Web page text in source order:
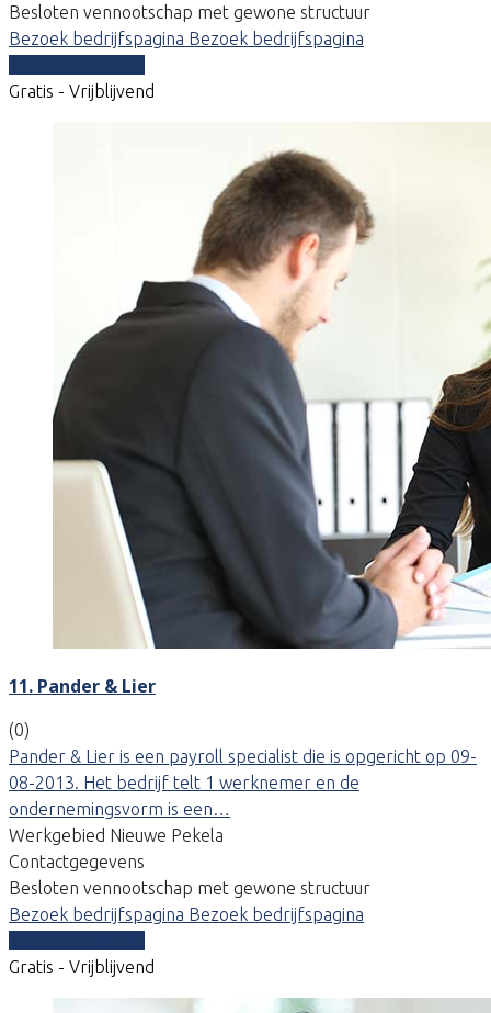
Besloten vennootschap met gewone structuur
Bezoek bedrijfspagina Bezoek bedrijfspagina
Gratis - Vrijblijvend
11. Pander & Lier
(0)
Pander & Lier is een payroll specialist die is opgericht op 09-
08-2013. Het bedrijf telt 1 werknemer en de
ondernemingsvorm is een…
Werkgebied Nieuwe Pekela
Contactgegevens
Besloten vennootschap met gewone structuur
Bezoek bedrijfspagina Bezoek bedrijfspagina
Gratis - Vrijblijvend